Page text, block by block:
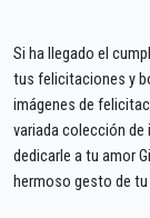
Si ha llegado el
tus felicitaciones y
imágenes de
variada colección
dedicarle a tu amor
hermoso gesto de